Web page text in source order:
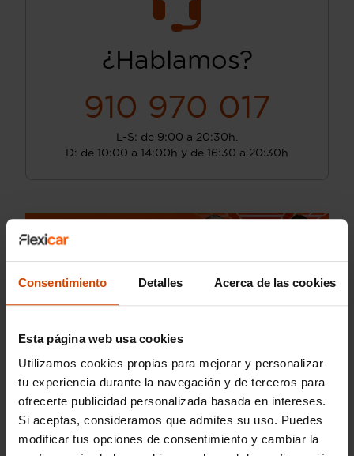
Consentimiento Detalles Acerca de las cookies
Esta página web usa cookies
Utilizamos cookies propias para mejorar y personalizar
tu experiencia durante la navegación y de terceros para
ofrecerte publicidad personalizada basada en intereses.
Si aceptas, consideramos que admites su uso. Puedes
modificar tus opciones de consentimiento y cambiar la
¿Hablamos?
910 970 017
L-S: de 9:00 a 20:30h.
D: de 10:00 a 14:00h y de 16:30 a 20:30h